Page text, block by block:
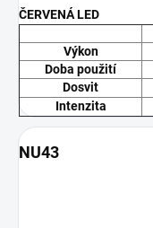
ČERVENÁ LED
Výkon
Doba použití
Dosvit
Intenzita
NU43